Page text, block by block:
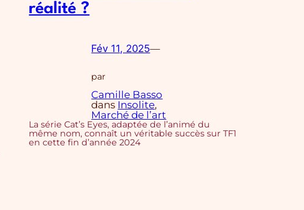
réalité ?
Fév 11, 2025—
par
Camille Basso
dans Insolite
Marché de l’art
La série Cat’s Eyes, adaptée de l’animé du
même nom, connaît un véritable succès sur TF1
en cette fin d’année 2024